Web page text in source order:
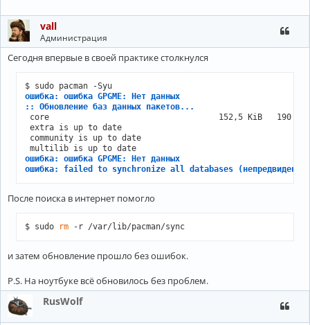
vall
Администрация
Сегодня впервые в своей практике столкнулся
ошибка: ошибка GPGME: Нет данных
:: Обновление баз данных пакетов...
core                                   152,5 KiB   190
extra is up to date
community is up to date
ошибка: ошибка GPGME: Нет данных
ошибка: failed to synchronize all databases
После поиска в интернет помогло
$ sudo rm -r /var/lib/pacman/sync
и затем обновление прошло без ошибок.
P.S. На ноутбуке всё обновилось без проблем.
RusWolf